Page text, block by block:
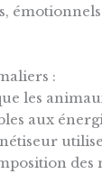
:
les
aux
des